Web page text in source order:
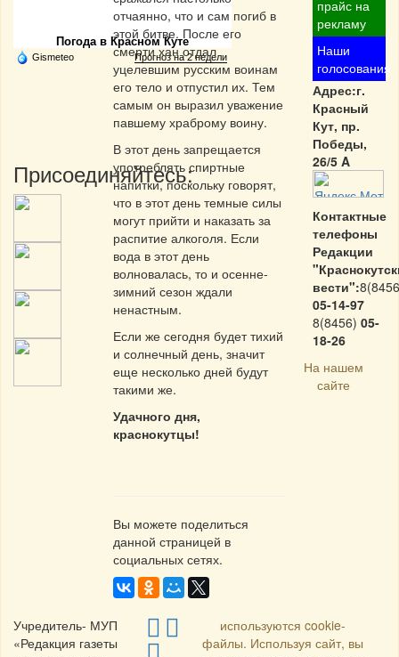
Частная реклама
Погода в Красном Куте
Gismeteo Прогноз на 2 недели
Присоединяйтесь:
отчаянно, что и сам погиб в
этой битве. После его
смерти хан отдал
уцелевшим русским воинам
его тело и отпустил их. Тем
самым он выразил уважение
павшему храброму воину.
В этот день запрещается
употреблять спиртные
напитки, поскольку говорят,
что в этот день темные силы
могут прийти и наказать за
распитие алкоголя. Если
вода в этот день
волновалась, то и осенне-
зимний сезон ждали
ненастным.
Если же сегодня будет тихий
и солнечный день, значит
еще несколько дней будут
такими же.
Удачного дня,
краснокутцы!
Вы можете поделиться
данной страницей в
социальных сетях.
прайс на
рекламу
Наши
голосования
Адрес:г.
Красный
Кут, пр.
Победы,
26/5 A
Контактные
телефоны
Редакции
вести":
05-14-97
8(8456) 05-
18-26
Учредитель- МУП
«Редакция газеты
На нашем
сайте
используются cookie-
файлы. Используя сайт, вы